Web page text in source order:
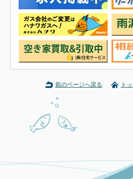
前のページへ戻る ト